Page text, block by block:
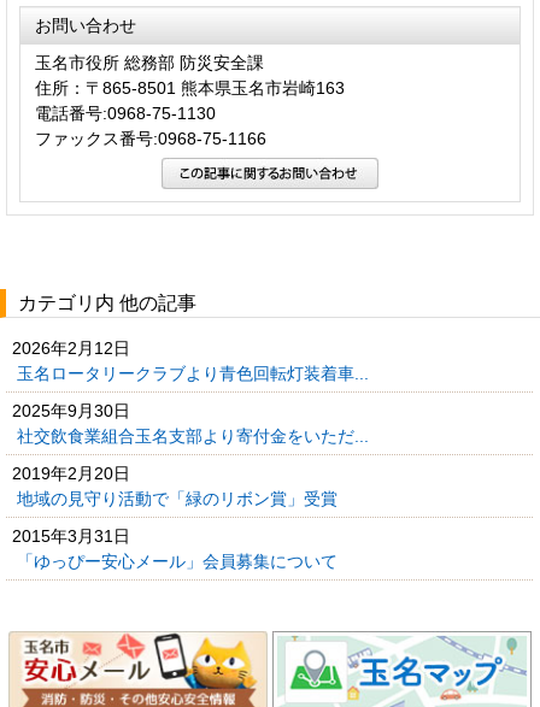
お問い合わせ
玉名市役所 総務部 防災安全課
住所：〒865-8501 熊本県玉名市岩崎163
電話番号:0968-75-1130
ファックス番号:0968-75-1166
カテゴリ内 他の記事
2026年2月12日
玉名ロータリークラブより青色回転灯装着車...
2025年9月30日
社交飲食業組合玉名支部より寄付金をいただ...
2019年2月20日
地域の見守り活動で「緑のリボン賞」受賞
2015年3月31日
「ゆっぴー安心メール」会員募集について